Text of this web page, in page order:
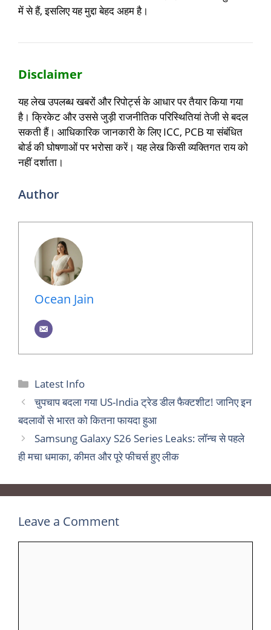
में से हैं, इसलिए यह मुद्दा बेहद अहम है।
Disclaimer
यह लेख उपलब्ध खबरों और रिपोर्ट्स के आधार पर तैयार किया गया
है। क्रिकेट और उससे जुड़ी राजनीतिक परिस्थितियां तेजी से बदल
सकती हैं। आधिकारिक जानकारी के लिए ICC, PCB या संबंधित
बोर्ड की घोषणाओं पर भरोसा करें। यह लेख किसी व्यक्तिगत राय को
नहीं दर्शाता।
Author
Ocean Jain
Categories
Latest Info
चुपचाप बदला गया US-India ट्रेड डील फैक्टशीट! जानिए इन
बदलावों से भारत को कितना फायदा हुआ
Samsung Galaxy S26 Series Leaks: लॉन्च से पहले
ही मचा धमाका, कीमत और पूरे फीचर्स हुए लीक
Leave a Comment